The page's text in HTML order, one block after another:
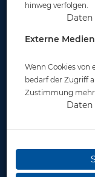
Scubapro
Artikelnr.: scu-
hinweg verfolgen.
Externe Medien
Wenn Cookies von
bedarf der Zugriff
Zustimmung